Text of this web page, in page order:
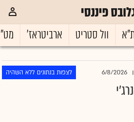
פיננסי
וול סטריט ארביטראז'
6/8/2026 לצפות בנתונים ללא השהיה